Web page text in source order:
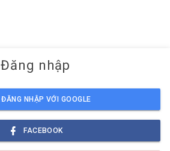
Đăng nhập
ĐĂNG NHẬP VỚI GOOGLE
FACEBOOK